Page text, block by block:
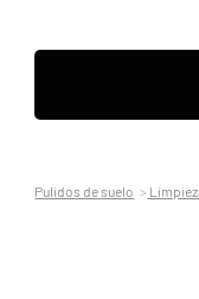
Pulidos de suelo